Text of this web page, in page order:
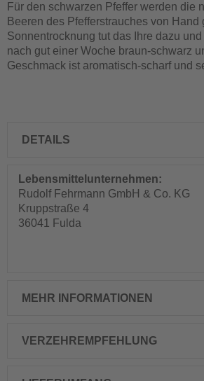
Für den schwarzen Pfeffer werden die
Beeren des Pfefferstrauches von Hand
Sonnentrocknung tut das Ihre dazu
nach gut einer Woche braun-schwarz
Geschmack ist aromatisch-scharf und
DETAILS
Lebensmittelunternehmen:
Rudolf Fehrmann GmbH & Co. KG
Kruppstraße 4
36041 Fulda
MEHR INFORMATIONEN
VERZEHREMPFEHLUNG